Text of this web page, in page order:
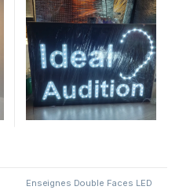
Enseignes Double Faces LED